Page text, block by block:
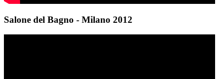
Salone del Bagno - Milano 2012